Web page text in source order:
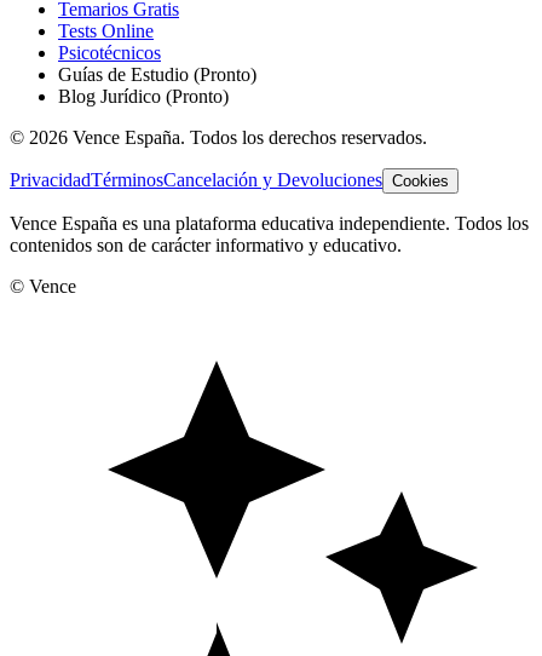
Temarios Gratis
Tests Online
Psicotécnicos
Guías de Estudio (Pronto)
Blog Jurídico (Pronto)
© 2026 Vence España. Todos los derechos reservados.
PrivacidadTérminosCancelación y Devoluciones Cookies
Vence España es una plataforma educativa independiente. Todos los
contenidos son de carácter informativo y educativo.
© Vence